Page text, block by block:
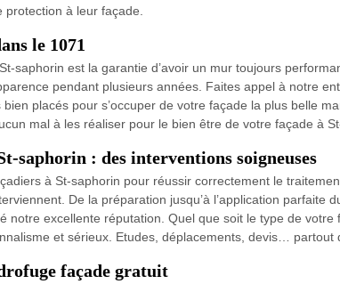
à leur façade.
le 1071
saphorin est la garantie d’avoir un mur toujours
pendant plusieurs années. Faites appel à notre
placés pour s’occuper de votre façade la plus belle
mal à les réaliser pour le bien être de votre façade à
saphorin : des interventions soigneuses
à St-saphorin pour réussir correctement le
De la préparation jusqu’à l’application parfaite
notre excellente réputation. Quel que soit le type de
et sérieux. Etudes, déplacements, devis… partout
façade gratuit